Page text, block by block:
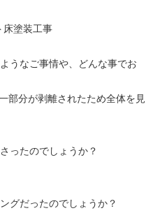
塗装工事
うなご事情や、どんな事でお
部分が剥離されたため全体を見
ったのでしょうか？
グだったのでしょうか？